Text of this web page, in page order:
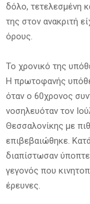
δόλο, τετελεσμένη
της στον ανακριτή
όρους.
Το χρονικό της
Η πρωτοφανής
όταν ο 60χρονος
νοσηλευόταν τον
Θεσσαλονίκης με
επιβεβαιώθηκε.
διαπίστωσαν
γεγονός που
έρευνες.